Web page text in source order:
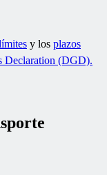
y los plazos
Declaration (DGD).